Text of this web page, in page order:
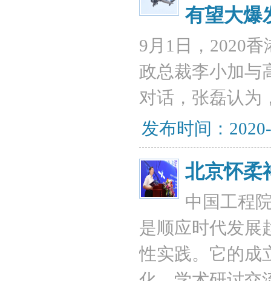
有望大爆
9月1日，2020
政总裁李小加与
对话，张磊认为
发布时间：
北京怀柔
中国工程
是顺应时代发展
性实践。它的成